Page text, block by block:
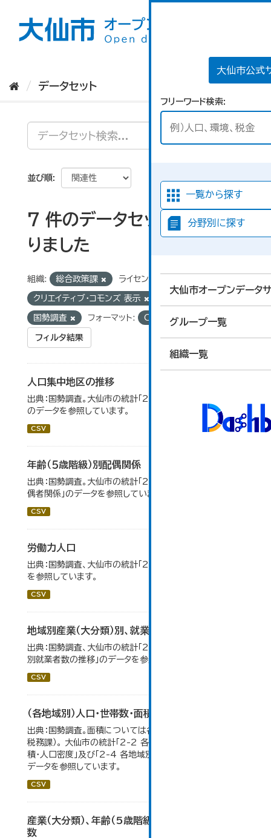
大仙市公式
フリーワード検索
一覧から探す
分野別に探す
大仙市オープンデータ
グループ一覧
組織一覧
データセット
並び順
7 件のデータセットが見つか
りました
組織: 総合政策課 ライセンス:
クリエイティブ・コモンズ 表示
国勢調査 フォーマット: CSV
フィルタ結果
人口集中地区の推移
出典：国勢調査。大仙市の統計「2-3 人口集中地区の推移」
のデータを参照しています。
CSV
年齢（５歳階級）別配偶関係
出典：国勢調査。大仙市の統計「2-12 年齢（5歳階級）別配
偶者関係」のデータを参照しています。
CSV
労働力人口
出典：国勢調査、大仙市の統計「2-6 労働力人口」のデータ
を参照しています。
CSV
地域別産業（大分類）別、就業者数
出典：国勢調査、大仙市の統計「2-8 地域別産業（大分類）
別就業者数の推移」のデータを参照しています。
CSV
（各地域別）人口・世帯数・面積・人口密度
出典：国勢調査。面積については各年１月１日時点（大仙市
税務課）。 大仙市の統計「2-2 各地域別人口・人口増減・面
積・人口密度」及び「2-4 各地域別人口・世帯数の推移」の
データを参照しています。
CSV
産業（大分類）、年齢（5歳階級）、15歳以上就業者
数